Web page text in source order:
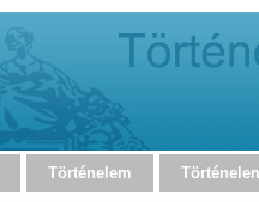
Történelem